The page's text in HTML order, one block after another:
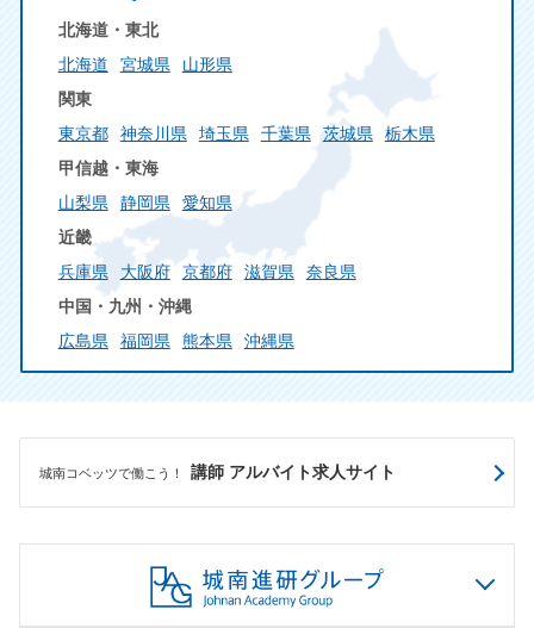
北海道・東北
北海道
宮城県
山形県
関東
東京都
神奈川県 埼玉県 千葉県 茨城県
栃木県
甲信越・東海
山梨県
静岡県
愛知県
近畿
兵庫県
大阪府 京都府 滋賀県
奈良県
中国・九州・沖縄
広島県
福岡県 熊本県 沖縄県
城南コベッツで働こう！ 講師 アルバイト求人サイト